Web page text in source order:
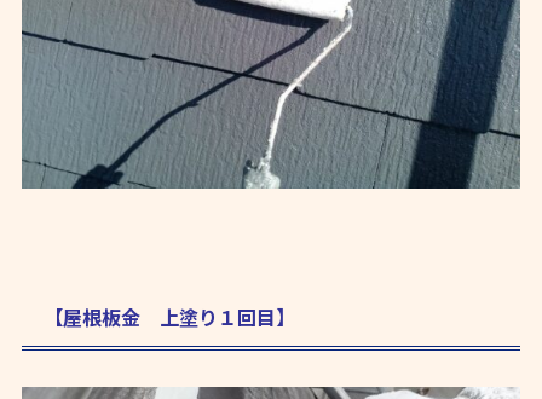
【屋根板金 上塗り１回目】